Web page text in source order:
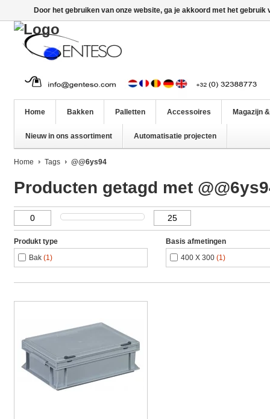
Home Bakken Palletten Accessoires Magazijn
Nieuw in ons assortiment Automatisatie projecten
Home Tags @@6ys94
Producten getagd met
Produkt type
Bak (1)
Basis afmetingen
400 X 300 (1)
Door het gebruiken van onze website, ga je akkoord met het